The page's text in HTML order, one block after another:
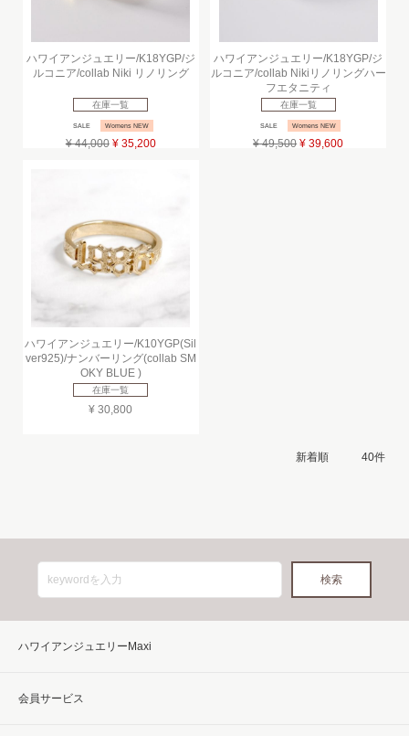
ハワイアンジュエリー/K18YGP/ジ
ルコニア/collab Niki リノリング
在庫一覧
SALE Womens NEW
¥ 44,000 ¥ 35,200
ハワイアンジュエリー/K18YGP/ジ
ルコニア/collab Nikiリノリングハー
フエタニティ
在庫一覧
SALE Womens NEW
¥ 49,500 ¥ 39,600
ハワイアンジュエリー/K10YGP(Sil
ver925)/ナンバーリング(collab SM
OKY BLUE )
在庫一覧
¥ 30,800
ハワイアンジュエリーMaxi
会員サービス